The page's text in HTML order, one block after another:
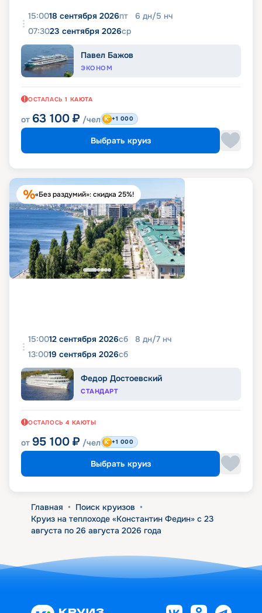
15:0018 сентября 2026пт 6 дн/5 нч
07:3023 сентября 2026ср
Павел Бажов
ЭКОНОМ
ОСТАЛАСЬ 1 КАЮТА
от 63 100 ₽ /чел +1 000
Выбрать круиз
«Без раздумий»: скидка 25%!
15:0012 сентября 2026сб 8 дн/7 нч
13:0019 сентября 2026сб
Федор Достоевский
СТАНДАРТ
ОСТАЛОСЬ 4 КАЮТЫ
от 95 100 ₽ /чел +1 000
Выбрать круиз
Главная • Поиск круизов •
Круиз на теплоходе «Константин Федин» с 23
августа по 26 августа 2026 года